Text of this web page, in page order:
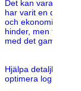
Det kan vara en
har varit en del av
och ekonomiska
hinder, men för att
med det gamla. Vi
Hjälpa
optimera logistiken